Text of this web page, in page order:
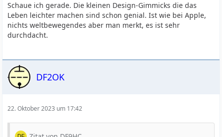
Schaue ich gerade. Die kleinen Design-Gimmicks die das
Leben leichter machen sind schon genial. Ist wie bei Apple,
nichts weltbewegendes aber man merkt, es ist sehr
durchdacht.
DF2OK
22. Oktober 2023 um 17:42